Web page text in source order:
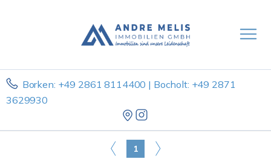
Borken: +49 2861 8114400 | Bocholt: +49 2871
3629930
1